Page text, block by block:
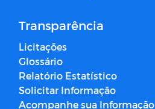
Transparência
Licitações
Glossário
Relatório Estatístico
Solicitar Informação
Acompanhe sua Informação